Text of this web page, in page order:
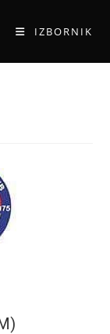
IZBORNIK